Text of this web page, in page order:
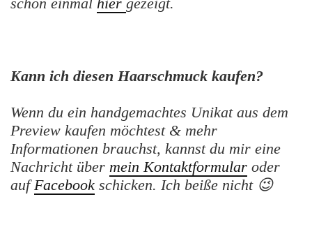
Kann ich diesen Haarschmuck kaufen?
Wenn du ein handgemachtes Unikat aus dem
Preview kaufen möchtest & mehr
Informationen brauchst, kannst du mir eine
Nachricht über mein Kontaktformular oder
aufFacebook schicken. Ich beiße nicht 😉